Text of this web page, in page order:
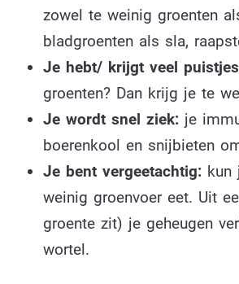
zowel te weinig groenten
bladgroenten als sla,
Je hebt/ krijgt veel
groenten? Dan krijg je te
Je wordt snel ziek:je
boerenkool en snijbieten
Je bent vergeetachtig:kun
weinig groenvoer eet. Uit
groente zit) je geheugen
wortel.